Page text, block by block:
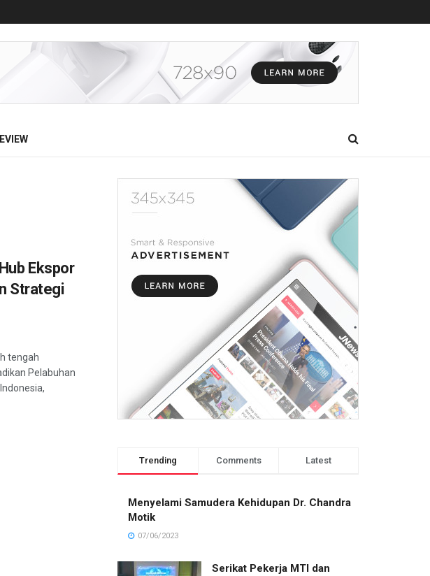
Ekspor
Strategi
tengah
Pelabuhan
Trending Comments Latest
Menyelami Samudera Kehidupan Dr. Chandra
Motik
07/06/2023
Serikat Pekerja MTI dan